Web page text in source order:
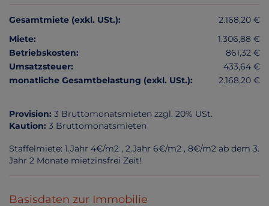
Gesamtmiete (exkl. USt.):
2.168,20 €
Miete:
1.306,88 €
Betriebskosten:
861,32 €
Umsatzsteuer:
433,64 €
monatliche Gesamtbelastung (exkl. USt.):
2.168,20 €
Provision: 3 Bruttomonatsmieten zzgl. 20% USt.
Kaution: 3 Bruttomonatsmieten
Staffelmiete: 1.Jahr 4€/m2 , 2.Jahr 6€/m2 , 8€/m2 ab dem 3.
Jahr 2 Monate mietzinsfrei Zeit!
Basisdaten zur Immobilie